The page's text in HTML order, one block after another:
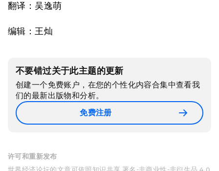
翻译：吴逸萌
编辑：王灿
不要错过关于此主题的更新
创建一个免费账户，在您的个性化内容合集中查看我
们的最新出版物和分析。
免费注册
许可和重新发布